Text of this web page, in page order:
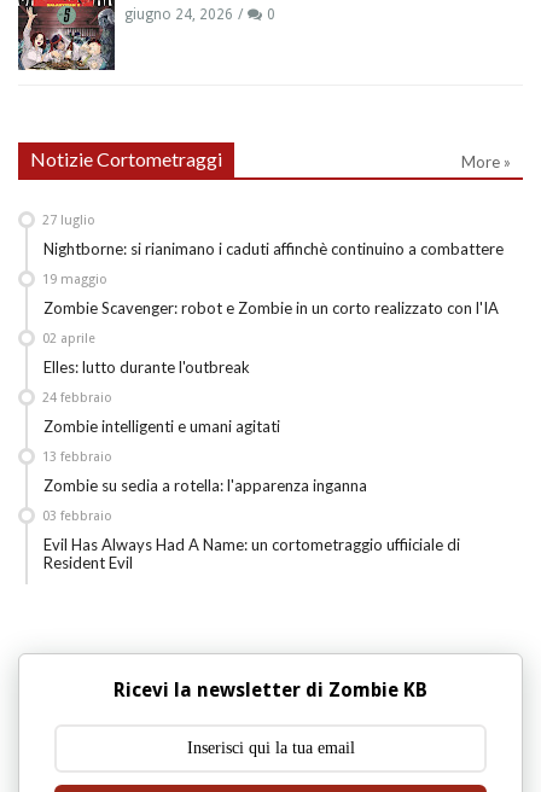
giugno 24, 2026 0
Notizie Cortometraggi More »
Nightborne: si rianimano i caduti affinchè continuino a combattere
27 luglio
Zombie Scavenger: robot e Zombie in un corto realizzato con l'IA
19 maggio
Elles: lutto durante l'outbreak
02 aprile
Zombie intelligenti e umani agitati
24 febbraio
Zombie su sedia a rotella: l'apparenza inganna
13 febbraio
Evil Has Always Had A Name: un cortometraggio uffiiciale di
Resident Evil
03 febbraio
Ricevi la newsletter di Zombie KB